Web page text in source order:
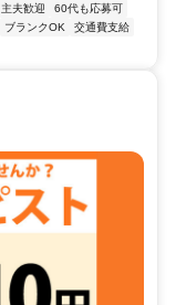
夫歓迎
60代も応募可
ブランクOK
交通費支給